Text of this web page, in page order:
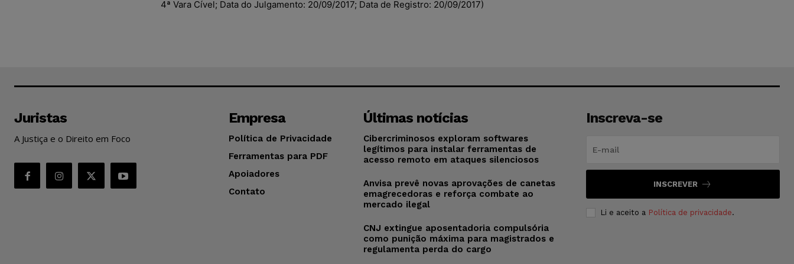
4ª Vara Cível; Data do Julgamento: 20/09/2017; Data de Registro: 20/09/2017)
Juristas
A Justiça e o Direito em Foco
Empresa
Política de Privacidade
Ferramentas para PDF
Apoiadores
Contato
Últimas notícias
Cibercriminosos exploram softwares
legítimos para instalar ferramentas de
acesso remoto em ataques silenciosos
Anvisa prevê novas aprovações de canetas
emagrecedoras e reforça combate ao
mercado ilegal
CNJ extingue aposentadoria compulsória
como punição máxima para magistrados e
regulamenta perda do cargo
Inscreva-se
INSCREVER
Li e aceito a Política de privacidade.